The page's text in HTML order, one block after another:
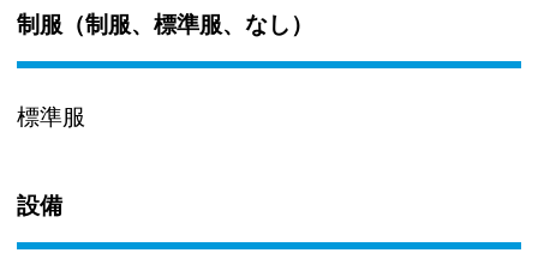
制服（制服、標準服、なし）
標準服
設備